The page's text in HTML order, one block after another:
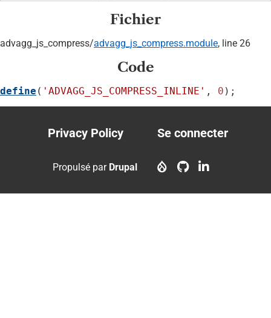
Fichier
advagg_js_compress/advagg_js_compress.module, line 26
Code
define ( 'ADVAGG_JS_COMPRESS_INLINE' , 0 );
Footer
menu
Privacy Policy
account
Se connecter
Propulsé par Drupal